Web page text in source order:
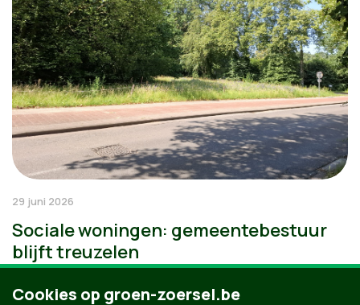
29 juni 2026
Sociale woningen: gemeentebestuur
blijft treuzelen
Cookies op groen-zoersel.be